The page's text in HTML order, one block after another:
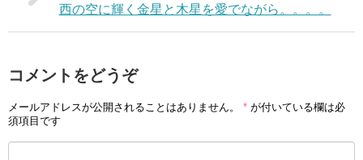
西の空に輝く金星と木星を愛でながら。。。。
コメントをどうぞ
メールアドレスが公開されることはありません。 * が付いている欄は必
須項目です